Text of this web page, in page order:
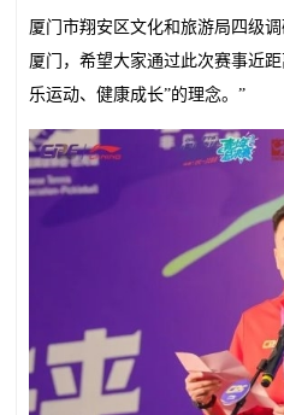
厦门市翔安区文化和旅游局四级
厦门，希望大家通过此次赛事近
乐运动、健康成长”的理念。”